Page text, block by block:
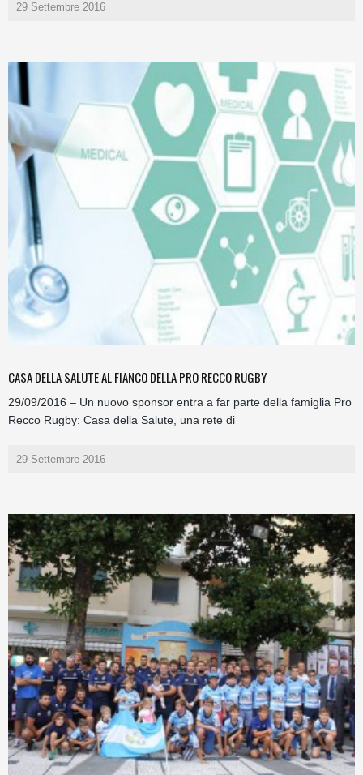
29 Settembre 2016
CASA DELLA SALUTE AL FIANCO DELLA PRO RECCO RUGBY
29/09/2016 – Un nuovo sponsor entra a far parte della famiglia Pro
Recco Rugby: Casa della Salute, una rete di
29 Settembre 2016